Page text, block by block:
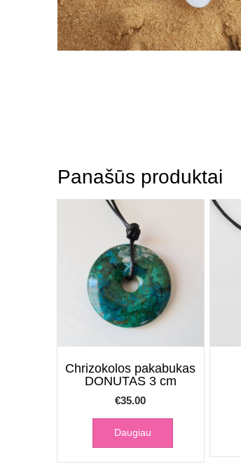
Panašūs produktai
Chrizokolos pakabukas
DONUTAS 3 cm
€35.00
Daugiau